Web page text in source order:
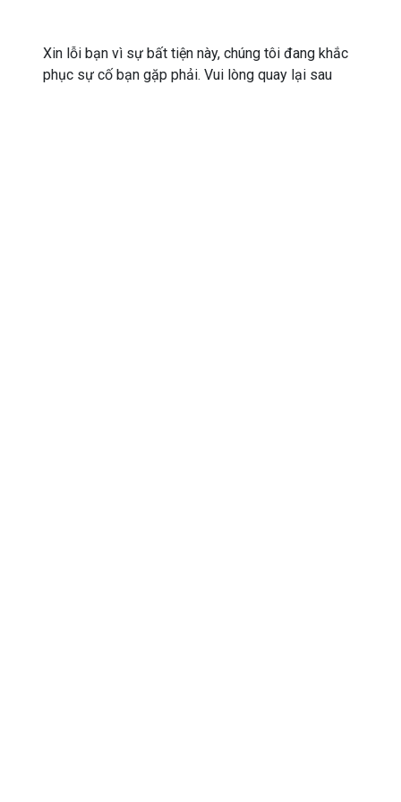
Xin lỗi bạn vì sự bất tiện này, chúng tôi đang khắc
phục sự cố bạn gặp phải. Vui lòng quay lại sau